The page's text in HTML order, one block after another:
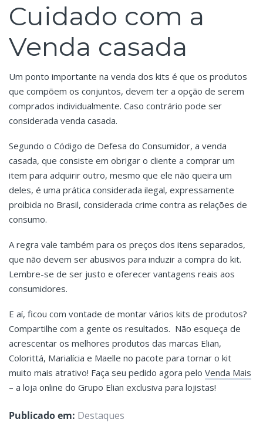
Cuidado com a
Venda casada
Um ponto importante na venda dos kits é que os produtos
que compõem os conjuntos, devem ter a opção de serem
comprados individualmente. Caso contrário pode ser
considerada venda casada.
Segundo o Código de Defesa do Consumidor, a venda
casada, que consiste em obrigar o cliente a comprar um
item para adquirir outro, mesmo que ele não queira um
deles, é uma prática considerada ilegal, expressamente
proibida no Brasil, considerada crime contra as relações de
consumo.
A regra vale também para os preços dos itens separados,
que não devem ser abusivos para induzir a compra do kit.
Lembre-se de ser justo e oferecer vantagens reais aos
consumidores.
E aí, ficou com vontade de montar vários kits de produtos?
Compartilhe com a gente os resultados. Não esqueça de
acrescentar os melhores produtos das marcas Elian,
Colorittá, Marialícia e Maelle no pacote para tornar o kit
muito mais atrativo! Faça seu pedido agora pelo Venda Mais
– a loja online do Grupo Elian exclusiva para lojistas!
Publicado em: Destaques